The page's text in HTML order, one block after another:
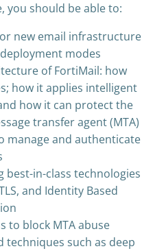
you should be able to:
new email infrastructure
modes
of FortiMail: how
how it applies intelligent
how it can protect the
transfer agent (MTA)
manage and authenticate
best-in-class technologies
and Identity Based
to block MTA abuse
techniques such as deep